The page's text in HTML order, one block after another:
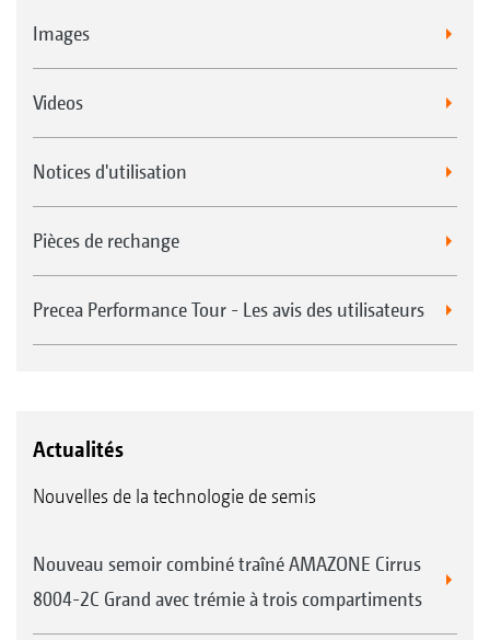
Images
Videos
Notices d'utilisation
Pièces de rechange
Precea Performance Tour - Les avis des utilisateurs
Actualités
Nouvelles de la technologie de semis
Nouveau semoir combiné traîné AMAZONE Cirrus
8004-2C Grand avec trémie à trois compartiments